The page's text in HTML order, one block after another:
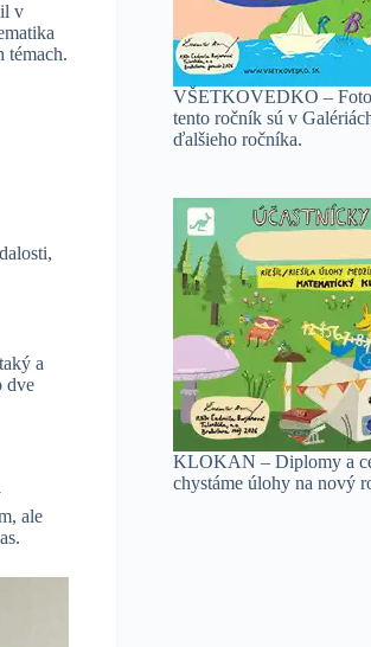
v
témach.
a
dve
ale
VŠETKOVEDKO –
tento ročník sú v
ďalšieho ročníka.
KLOKAN – Diplomy a
chystáme úlohy na nový